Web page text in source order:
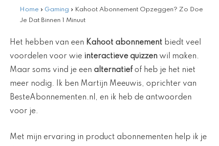
Home » Gaming » Kahoot Abonnement Opzeggen? Zo Doe
Je Dat Binnen 1 Minuut
Het hebben van een Kahoot abonnement biedt veel
voordelen voor wie interactieve quizzen wil maken.
Maar soms vind je een alternatiefof heb je het niet
meer nodig. Ik ben Martijn Meeuwis, oprichter van
BesteAbonnementen.nl, en ik heb de antwoorden
voor je.
Met mijn ervaring in product abonnementen help ik je